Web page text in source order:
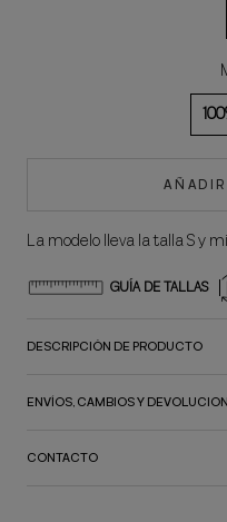
La modelo lleva la talla S y
GUÍA DE TALLAS
DESCRIPCIÓN DE PRODUCTO
ENVÍOS, CAMBIOS Y
CONTACTO